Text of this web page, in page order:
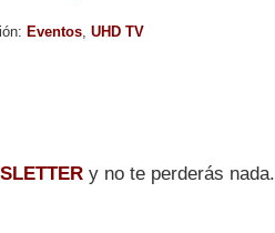
Eventos UHD TV
y no te perderás nada.